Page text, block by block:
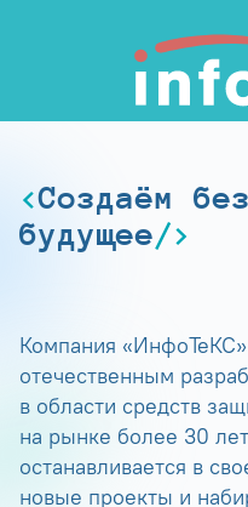
Создаём
будущее
Компания
отечественным
в области средств
на рынке более 30
останавливается в
новые проекты и